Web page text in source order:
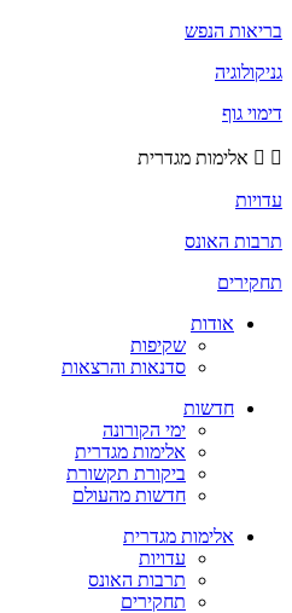
בריאות הנפש
גניקולוגיה
דימוי גוף
אלימות מגדרית
עדויות
תרבות האונס
תחקירים
אודות
שקיפות
סדנאות והרצאות
חדשות
ימי הקורונה
אלימות מגדרית
ביקורת תקשורת
חדשות מהעולם
אלימות מגדרית
עדויות
תרבות האונס
תחקירים